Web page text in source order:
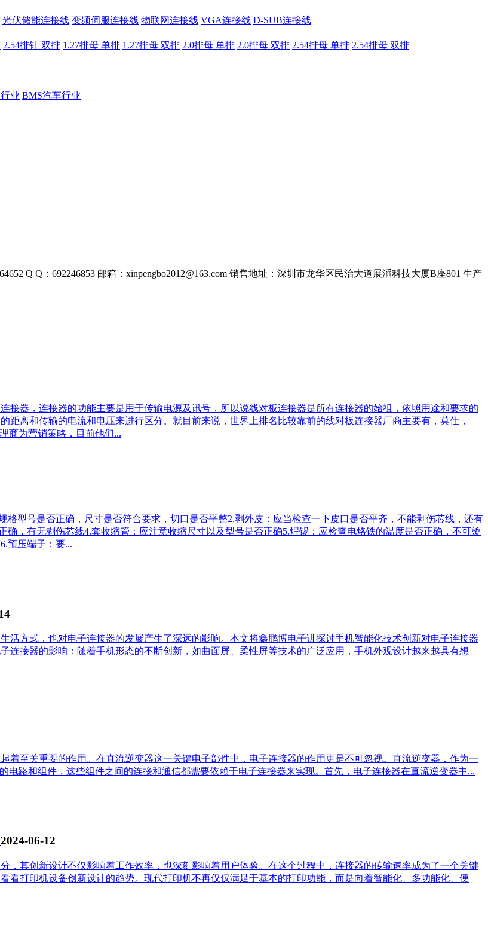
光伏储能连接线 变频伺服连接线 物联网连接线 VGA连接线 D-SUB连接线
2.54排针 双排 1.27排母 单排 1.27排母 双排 2.0排母 单排 2.0排母 双排 2.54排母 单排 2.54排母 双排
业 BMS汽车行业
Q Q：692246853 邮箱：xinpengbo2012@163.com 销售地址：深圳市龙华区民治大道展滔科技大厦B座801 生产
接器，连接器的功能主要是用于传输电源及讯号，所以说线对板连接器是所有连接器的始祖，依照用途和要求的
离和传输的电流和电压来进行区分。就目前来说，世界上排名比较靠前的线对板连接器厂商主要有，莫仕，
商为营销策略，目前他们...
型号是否正确，尺寸是否符合要求，切口是否平整2.剥外皮：应当检查一下皮口是否平齐，不能剥伤芯线，还有
，有无剥伤芯线4.套收缩管：应注意收缩尺寸以及型号是否正确5.焊锡：应检查电烙铁的温度是否正确，不可烫
预压端子：要...
活方式，也对电子连接器的发展产生了深远的影响。本文将鑫鹏博电子讲探讨手机智能化技术创新对电子连接器
连接器的影响：随着手机形态的不断创新，如曲面屏、柔性屏等技术的广泛应用，手机外观设计越来越具有想
着至关重要的作用。在直流逆变器这一关键电子部件中，电子连接器的作用更是不可忽视。直流逆变器，作为一
路和组件，这些组件之间的连接和通信都需要依赖于电子连接器来实现。首先，电子连接器在直流逆变器中...
2024-06-12
，其创新设计不仅影响着工作效率，也深刻影响着用户体验。在这个过程中，连接器的传输速率成为了一个关键
看打印机设备创新设计的趋势。现代打印机不再仅仅满足于基本的打印功能，而是向着智能化、多功能化、便